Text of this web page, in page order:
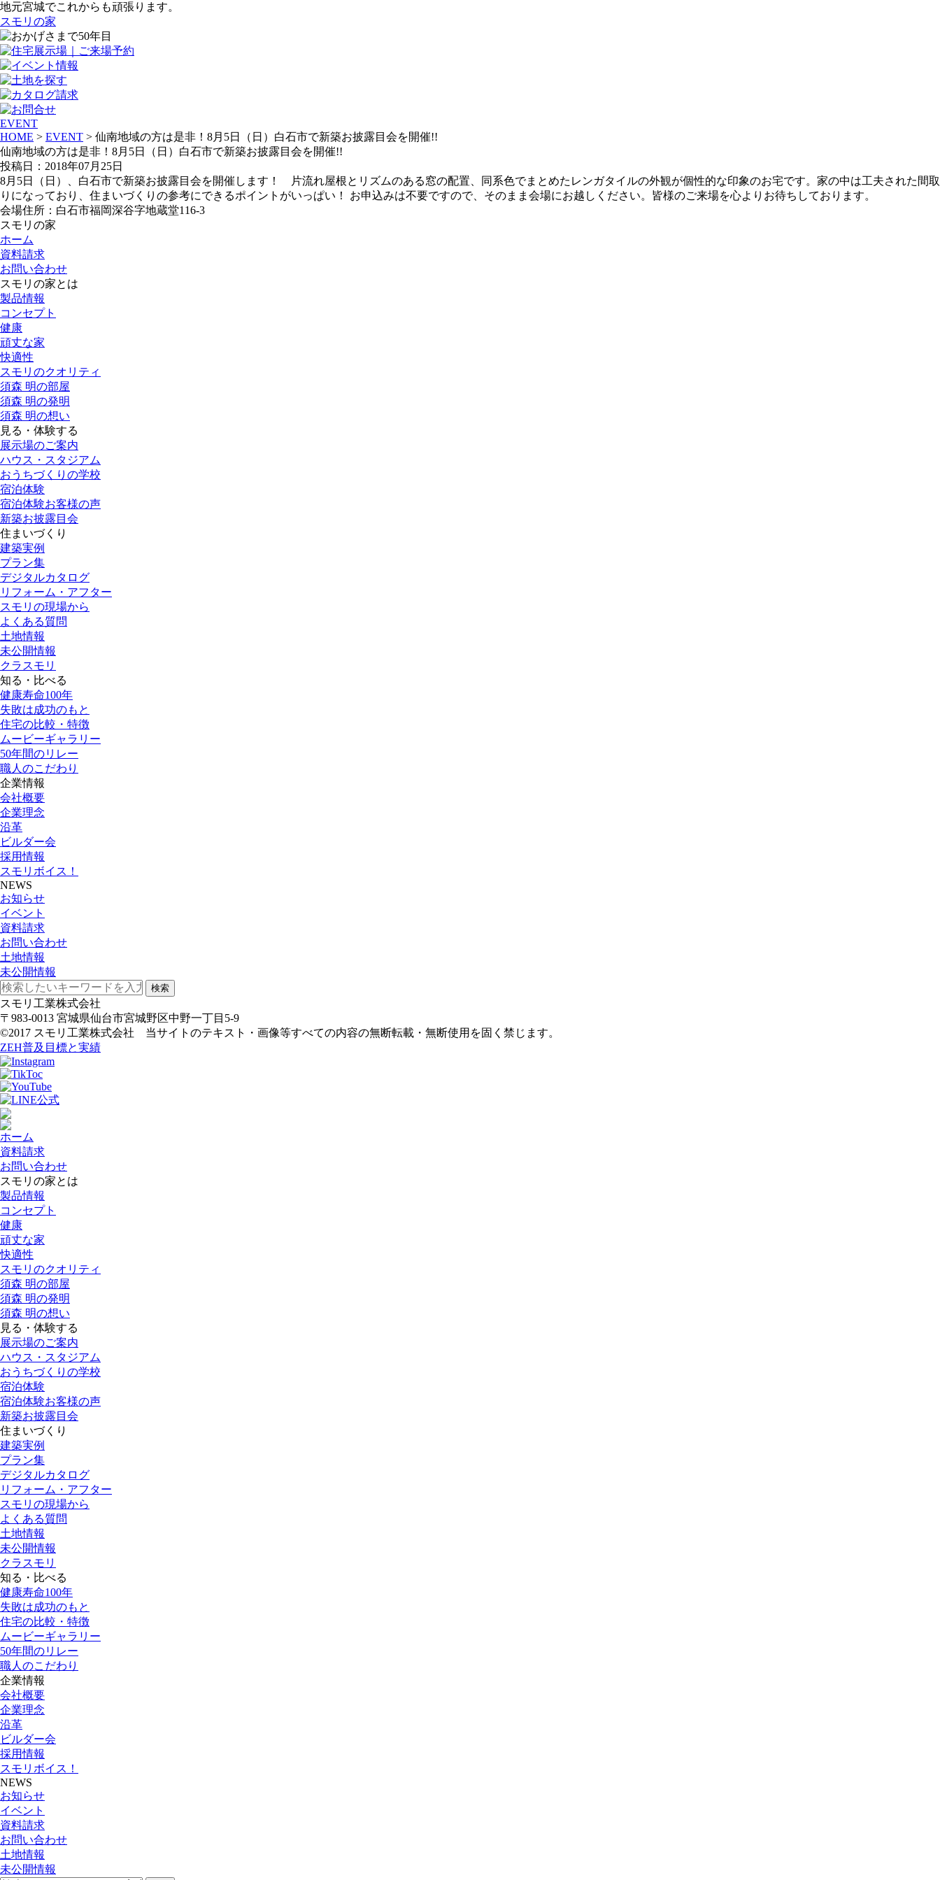
地元宮城でこれからも頑張ります。
スモリの家
EVENT
HOME > EVENT > 仙南地域の方は是非！8月5日（日）白石市で新築お披露目会を開催!!
仙南地域の方は是非！8月5日（日）白石市で新築お披露目会を開催!!
投稿日：2018年07月25日
8月5日（日）、白石市で新築お披露目会を開催します！ 片流れ屋根とリズムのある窓の配置、同系色でまとめたレンガタイルの外観が個性的な印象のお宅です。家の中は工夫された間取
りになっており、住まいづくりの参考にできるポイントがいっぱい！ お申込みは不要ですので、そのまま会場にお越しください。皆様のご来場を心よりお待ちしております。
会場住所：白石市福岡深谷字地蔵堂116-3
スモリの家
ホーム
資料請求
お問い合わせ
スモリの家とは
製品情報
コンセプト
健康
頑丈な家
快適性
スモリのクオリティ
須森 明の部屋
須森 明の発明
須森 明の想い
見る・体験する
展示場のご案内
ハウス・スタジアム
おうちづくりの学校
宿泊体験
宿泊体験お客様の声
新築お披露目会
住まいづくり
建築実例
プラン集
デジタルカタログ
リフォーム・アフター
スモリの現場から
よくある質問
土地情報
未公開情報
クラスモリ
知る・比べる
健康寿命100年
失敗は成功のもと
住宅の比較・特徴
ムービーギャラリー
50年間のリレー
職人のこだわり
企業情報
会社概要
企業理念
沿革
ビルダー会
採用情報
スモリボイス！
NEWS
お知らせ
イベント
資料請求
お問い合わせ
土地情報
未公開情報
検索
スモリ工業株式会社
〒983-0013 宮城県仙台市宮城野区中野一丁目5-9
©2017 スモリ工業株式会社 当サイトのテキスト・画像等すべての内容の無断転載・無断使用を固く禁じます。
ZEH普及目標と実績
ホーム
資料請求
お問い合わせ
スモリの家とは
製品情報
コンセプト
健康
頑丈な家
快適性
スモリのクオリティ
須森 明の部屋
須森 明の発明
須森 明の想い
見る・体験する
展示場のご案内
ハウス・スタジアム
おうちづくりの学校
宿泊体験
宿泊体験お客様の声
新築お披露目会
住まいづくり
建築実例
プラン集
デジタルカタログ
リフォーム・アフター
スモリの現場から
よくある質問
土地情報
未公開情報
クラスモリ
知る・比べる
健康寿命100年
失敗は成功のもと
住宅の比較・特徴
ムービーギャラリー
50年間のリレー
職人のこだわり
企業情報
会社概要
企業理念
沿革
ビルダー会
採用情報
スモリボイス！
NEWS
お知らせ
イベント
資料請求
お問い合わせ
土地情報
未公開情報